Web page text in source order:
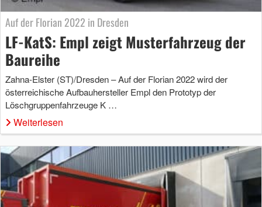
Auf der Florian 2022 in Dresden
LF-KatS: Empl zeigt Musterfahrzeug der
Baureihe
Zahna-Elster (ST)/Dresden – Auf der Florian 2022 wird der
österreichische Aufbauhersteller Empl den Prototyp der
Löschgruppenfahrzeuge K …
Weiterlesen